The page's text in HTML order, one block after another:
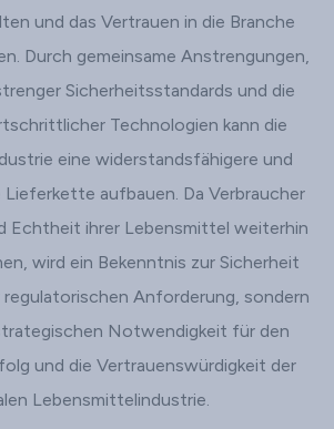
und das Vertrauen in die Branche
Durch gemeinsame Anstrengungen,
Sicherheitsstandards und die
Technologien kann die
eine widerstandsfähigere und
Lieferkette aufbauen. Da Verbraucher
Echtheit ihrer Lebensmittel weiterhin
wird ein Bekenntnis zur Sicherheit
Anforderung, sondern
Notwendigkeit für den
und die Vertrauenswürdigkeit der
Lebensmittelindustrie.